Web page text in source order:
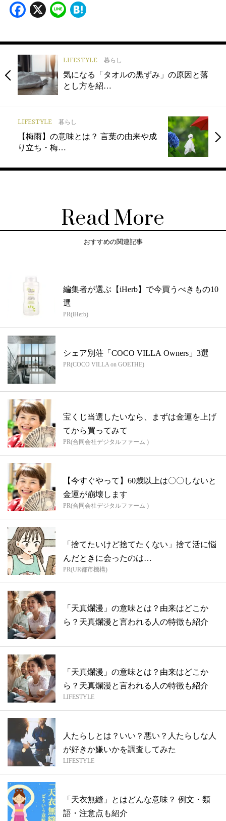
Facebook
X Line
LIFESTYLE 暮らし
気になる「タオルの黒ずみ」の原因と落
とし方を紹…
LIFESTYLE 暮らし
【梅雨】の意味とは？ 言葉の由来や成
り立ち・梅…
Read More
おすすめの関連記事
編集者が選ぶ【iHerb】で今買うべきもの10
選
PR(iHerb)
シェア別荘「COCO VILLA Owners」3選
PR(COCO VILLA on GOETHE)
宝くじ当選したいなら、まずは金運を上げ
てから買ってみて
PR(合同会社デジタルファーム )
【今すぐやって】60歳以上は〇〇しないと
金運が崩壊します
PR(合同会社デジタルファーム )
「捨てたいけど捨てたくない」捨て活に悩
んだときに会ったのは…
PR(UR都市機構)
「天真爛漫」の意味とは？由来はどこか
ら？天真爛漫と言われる人の特徴も紹介
「天真爛漫」の意味とは？由来はどこか
ら？天真爛漫と言われる人の特徴も紹介
LIFESTYLE
人たらしとは？いい？悪い？人たらしな人
が好きか嫌いかを調査してみた
LIFESTYLE
「天衣無縫」とはどんな意味？ 例⽂・類
語・注意点も紹介